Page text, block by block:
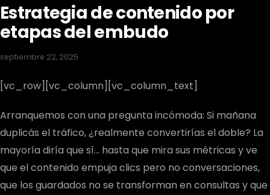
Estrategia de contenido por
etapas del embudo
septiembre 22, 2025
[vc_row][vc_column][vc_column_text]
Arranquemos con una pregunta incómoda: Si mañana
duplicás el tráfico, ¿realmente convertirías el doble? La
mayoría diría que sí… hasta que mira sus métricas y ve
que el contenido empuja clics pero no conversaciones,
que los guardados no se transforman en consultas y que